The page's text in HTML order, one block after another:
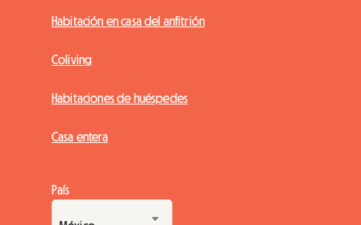
Habitación en casa del anfitrión
Coliving
Habitaciones de huéspedes
Casa entera
País